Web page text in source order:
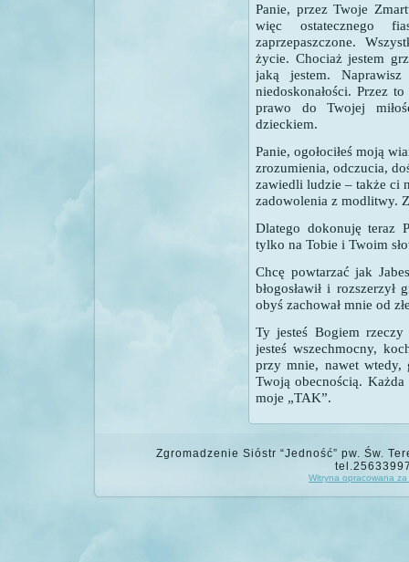
Panie, przez Twoje
więc ostatecznego
zaprzepaszczone.
życie. Chociaż jestem
jaką jestem.
niedoskonałości. Przez
prawo do Twojej
dzieckiem.
Panie, ogołociłeś moją
zrozumienia, odczucia,
zawiedli ludzie – także ci
zadowolenia z modlitwy.
Dlatego dokonuję teraz
tylko na Tobie i Twoim
Chcę powtarzać jak
błogosławił i
obyś zachował mnie od
Ty jesteś Bogiem
jesteś wszechmocny,
przy mnie, nawet wtedy,
Twoją obecnością.
moje „TAK”.
Zgromadzenie Sióstr “Jedność” pw. Św.
Witryna opracowana